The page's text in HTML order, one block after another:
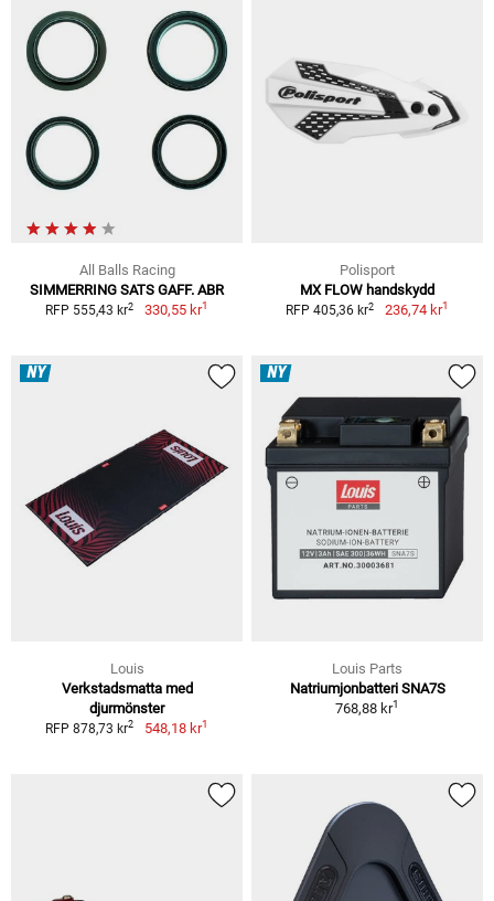
All Balls Racing
SIMMERRING SATS GAFF. ABR
RFP 555,43 kr2 330,55 kr1
Polisport
MX FLOW handskydd
RFP 405,36 kr2 236,74 kr1
NY
Louis
Verkstadsmatta med
djurmönster
RFP 878,73 kr2 548,18 kr1
NY
Louis Parts
Natriumjonbatteri SNA7S
768,88 kr1